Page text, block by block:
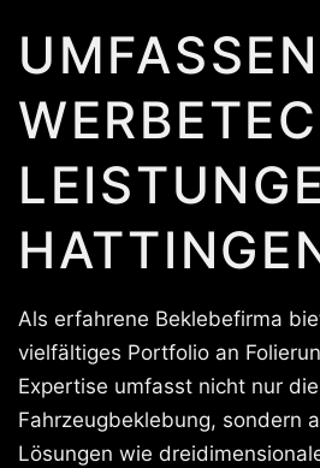
Als erfahrene Beklebefirma
vielfältiges Portfolio an
Expertise umfasst nicht nur
Fahrzeugbeklebung, sondern
Lösungen wie